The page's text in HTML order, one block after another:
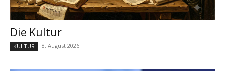
Die Kultur
KULTUR 8. August 2026